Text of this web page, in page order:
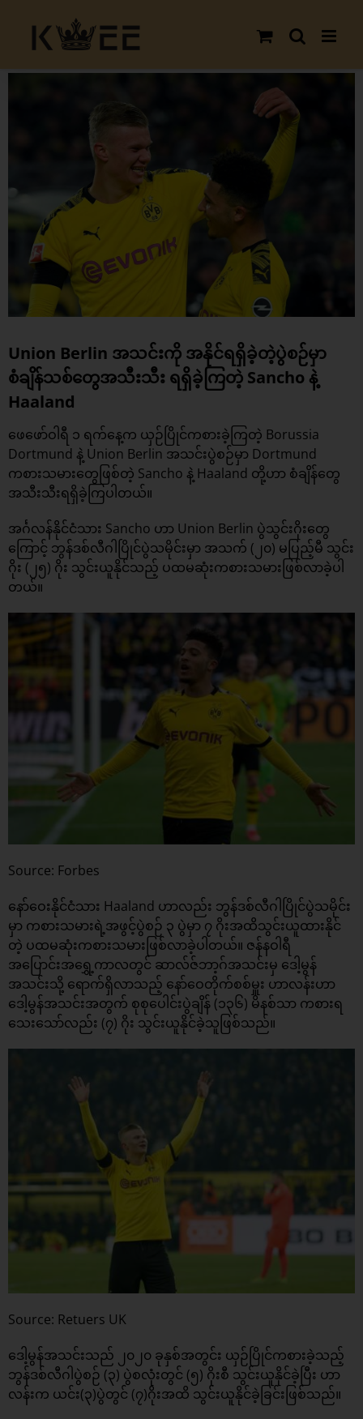
content
Union Berlin အသင်းကို အနိုင်ရရှိခဲ့တဲ့ပွဲစဉ်မှာ
စံချိန်သစ်တွေအသီးသီး ရရှိခဲ့ကြတဲ့ Sancho နဲ့
Haaland
ဖေဖော်ဝါရီ ၁ ရက်နေ့က ယှဉ်ပြိုင်ကစားခဲ့ကြတဲ့ Borussia
Dortmund နဲ့ Union Berlin အသင်းပွဲစဉ်မှာ Dortmund
ကစားသမားတွေဖြစ်တဲ့ Sancho နဲ့ Haaland တို့ဟာ စံချိန်တွေ
အသီးသီးရရှိခဲ့ကြပါတယ်။
အင်္ဂလန်နိုင်ငံသား Sancho ဟာ Union Berlin ပွဲသွင်းဂိုးတွေ
ကြောင့် ဘွန်ဒစ်လီဂါပြိုင်ပွဲသမိုင်းမှာ အသက် (၂၀) မပြည့်မီ သွင်း
ဂိုး (၂၅) ဂိုး သွင်းယူနိုင်သည့် ပထမဆုံးကစားသမားဖြစ်လာခဲ့ပါ
တယ်။
Source: Forbes
နော်ဝေးနိုင်ငံသား Haaland ဟာလည်း ဘွန်ဒစ်လီဂါပြိုင်ပွဲသမိုင်း
မှာ ကစားသမားရဲ့အဖွင့်ပွဲစဉ် ၃ ပွဲမှာ ၇ ဂိုးအထိသွင်းယူထားနိုင်
တဲ့ ပထမဆုံးကစားသမားဖြစ်လာခဲ့ပါတယ်။ ဇန်နဝါရီ
အပြောင်းအရွှေ့ကာလတွင် ဆာလ်ဇ်ဘာ့ဂ်အသင်းမှ ဒေါ့မွန်
အသင်းသို့ ရောက်ရှိလာသည့် နော်ဝေတိုက်စစ်မှူး ဟာလန်းဟာ
ဒေါ့မွန်အသင်းအတွက် စုစုပေါင်းပွဲချိန် (၁၃၆) မိနစ်သာ ကစားရ
သေးသော်လည်း (၇) ဂိုး သွင်းယူနိုင်ခဲ့သူဖြစ်သည်။
Source: Retuers UK
ဒေါ့မွန်အသင်းသည် ၂၀၂၀ ခုနှစ်အတွင်း ယှဉ်ပြိုင်ကစားခဲ့သည့်
ဘွန်ဒစ်လီဂါပွဲစဉ် (၃) ပွဲစလုံးတွင် (၅) ဂိုးစီ သွင်းယူနိုင်ခဲ့ပြီး ဟာ
လန်းက ယင်း(၃)ပွဲတွင် (၇)ဂိုးအထိ သွင်းယူနိုင်ခဲ့ခြင်းဖြစ်သည်။